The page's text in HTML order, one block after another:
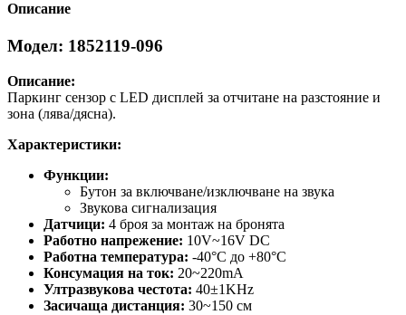
Описание
Модел: 1852119-096
Описание:
Паркинг сензор с LED дисплей за отчитане на разстояние и
зона (лява/дясна).
Характеристики:
Функции:
Бутон за включване/изключване на звука
Звукова сигнализация
Датчици: 4 броя за монтаж на бронята
Работно напрежение: 10V~16V DC
Работна температура: -40°C до +80°C
Консумация на ток: 20~220mA
Ултразвукова честота: 40±1KHz
Засичаща дистанция: 30~150 см